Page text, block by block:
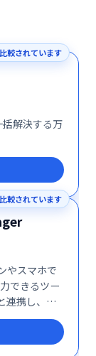
較されています
解決する万
較されています
やスマホで
できるツー
連携し、オ
します。安
しっかり保